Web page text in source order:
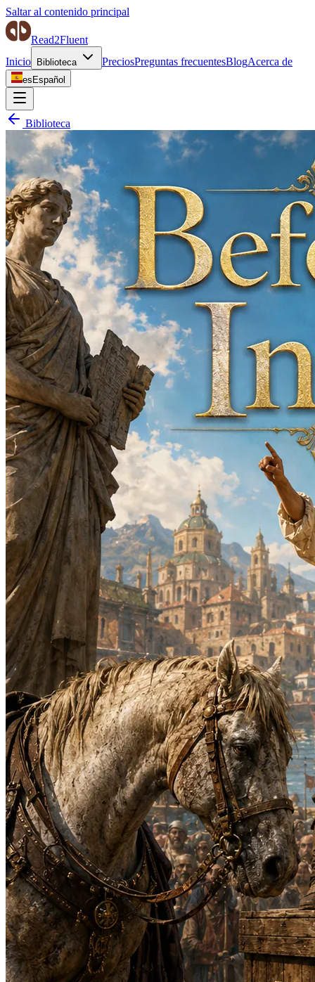
Saltar al contenido principal
Read2Fluent
Inicio
Biblioteca PreciosPreguntas frecuentesBlogAcerca de
es Español
Biblioteca